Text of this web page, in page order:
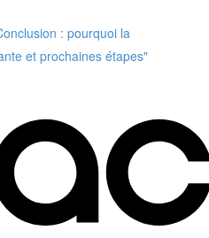
: pourquoi la
et prochaines étapes"